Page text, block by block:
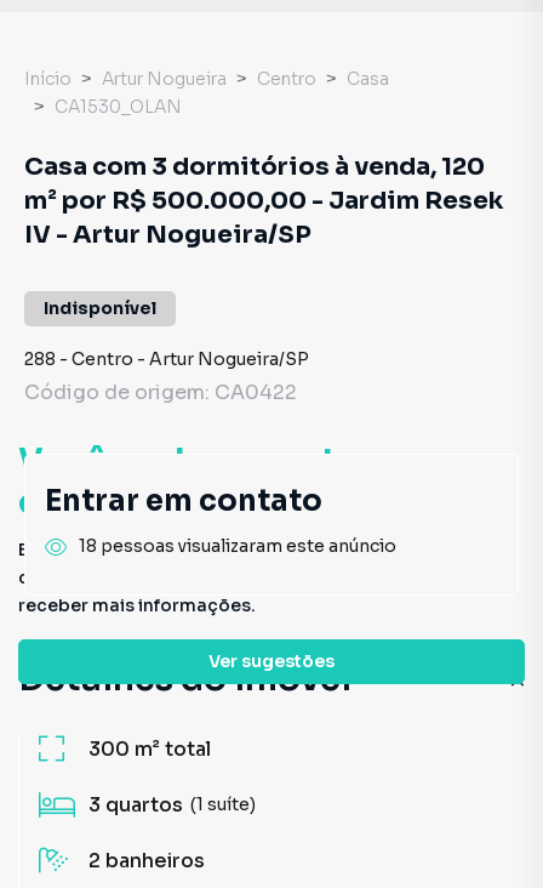
Você pode encontrar novas
oportunidades!
Este imóvel não está mais disponível, mas você pode
conferir outros em nosso site ou deixar seu contato para
receber mais informações.
Ver sugestões
Detalhes do imóvel
300 m²total
3 quartos (1 suíte)
2 banheiros
Início Artur Nogueira Centro
Casa
CA1530_OLAN
Casa com 3 dormitórios à venda, 120
m² por R$ 500.000,00 - Jardim Resek
IV - Artur Nogueira/SP
Indisponível
288 - Centro - Artur Nogueira/SP
Código de origem: CA0422
Entrar em contato
18 pessoas visualizaram este anúncio